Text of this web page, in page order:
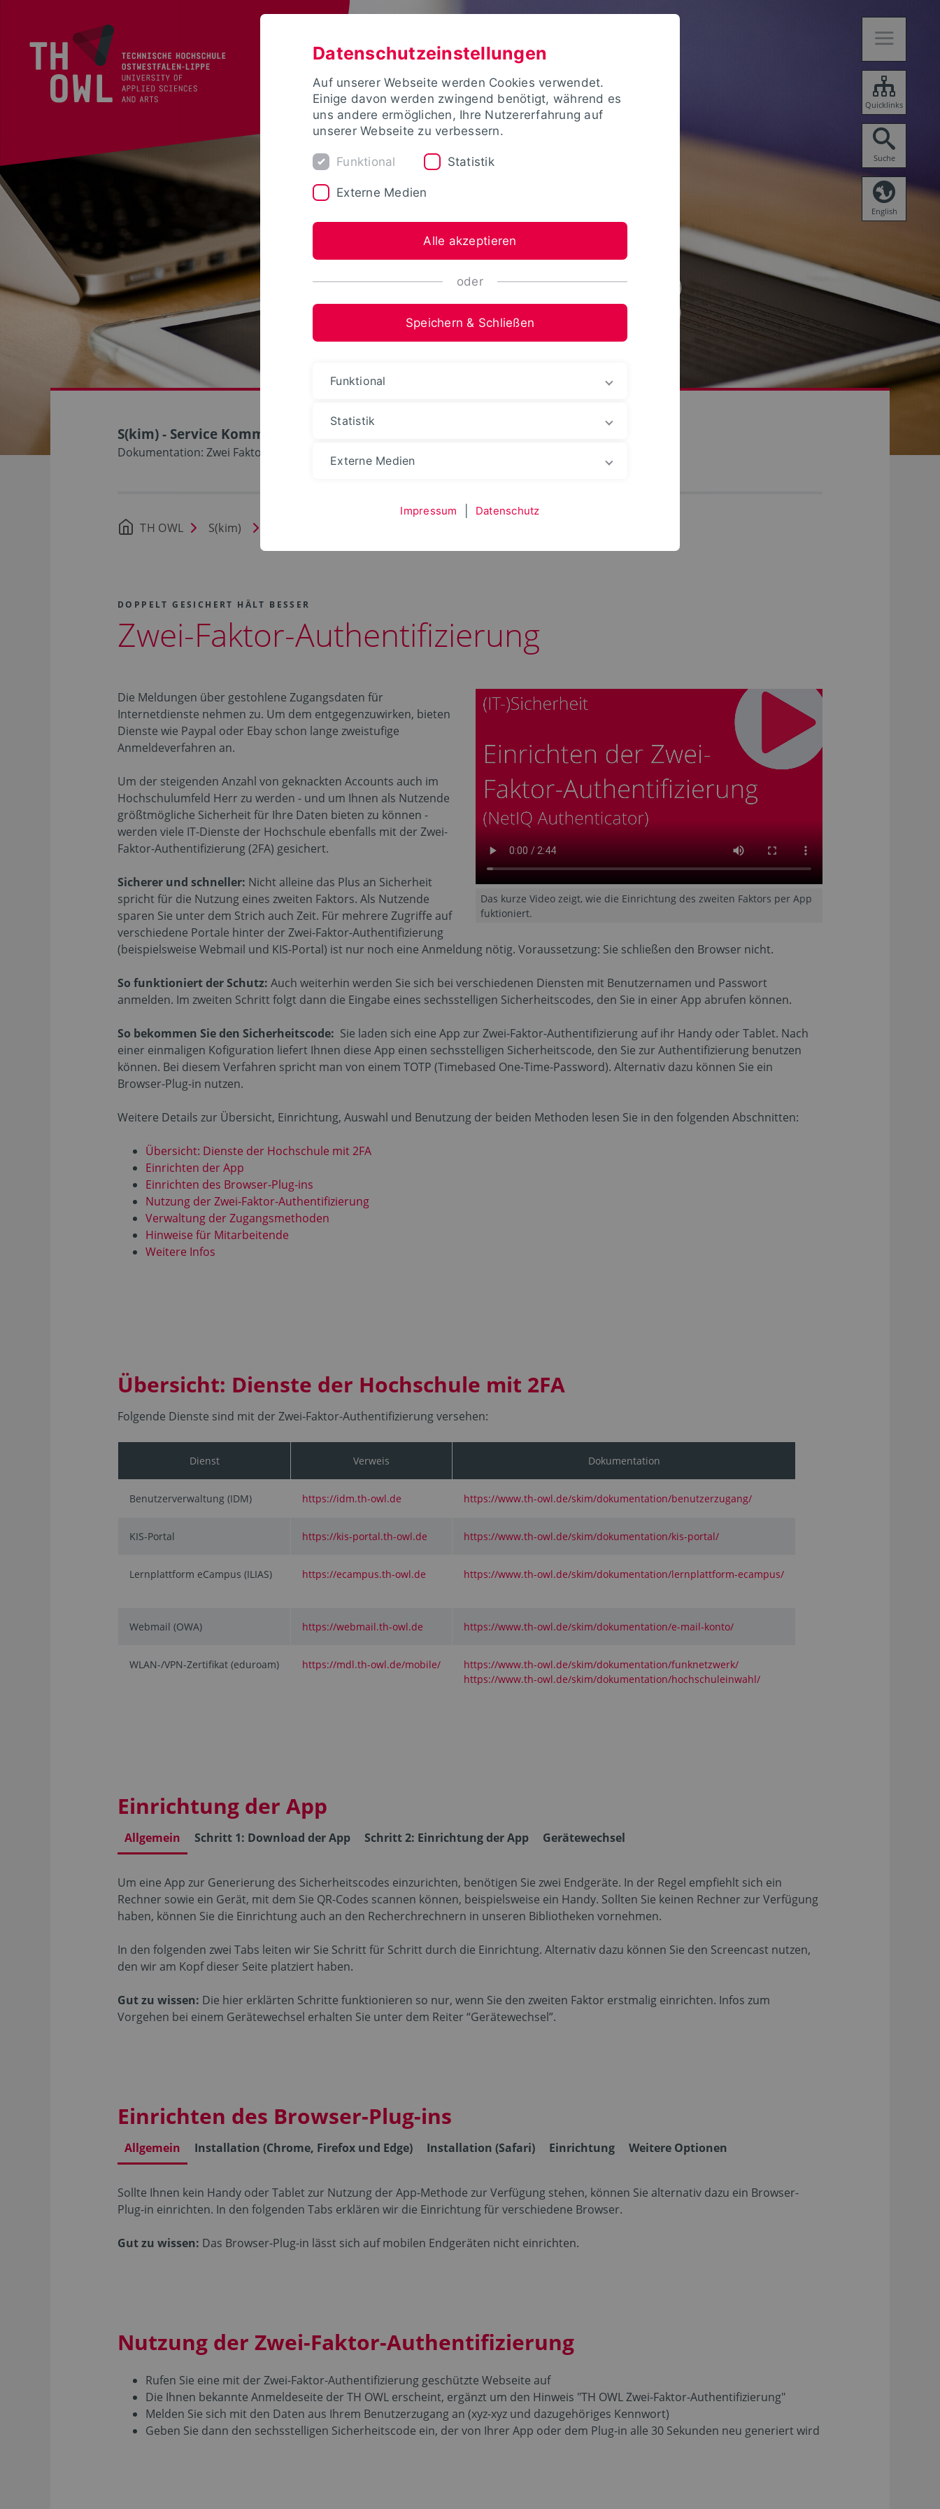
Quicklinks
Suche
English
S(kim) - Service Kommunikation Information Medien
Dokumentation: Zwei Faktor Authentifizierung
TH OWL S(kim)
DOPPELT GESICHERT HÄLT BESSER
Zwei-Faktor-Authentifizierung
Das kurze Video zeigt, wie die Einrichtung des zweiten Faktors per App
fuktioniert.
Die Meldungen über gestohlene Zugangsdaten für
Internetdienste nehmen zu. Um dem entgegenzuwirken, bieten
Dienste wie Paypal oder Ebay schon lange zweistufige
Anmeldeverfahren an.
Um der steigenden Anzahl von geknackten Accounts auch im
Hochschulumfeld Herr zu werden - und um Ihnen als Nutzende
größtmögliche Sicherheit für Ihre Daten bieten zu können -
werden viele IT-Dienste der Hochschule ebenfalls mit der Zwei-
Faktor-Authentifizierung (2FA) gesichert.
Sicherer und schneller: Nicht alleine das Plus an Sicherheit
spricht für die Nutzung eines zweiten Faktors. Als Nutzende
sparen Sie unter dem Strich auch Zeit. Für mehrere Zugriffe auf
verschiedene Portale hinter der Zwei-Faktor-Authentifizierung
(beispielsweise Webmail und KIS-Portal) ist nur noch eine Anmeldung nötig. Voraussetzung: Sie schließen den Browser nicht.
So funktioniert der Schutz: Auch weiterhin werden Sie sich bei verschiedenen Diensten mit Benutzernamen und Passwort
anmelden. Im zweiten Schritt folgt dann die Eingabe eines sechsstelligen Sicherheitscodes, den Sie in einer App abrufen können.
So bekommen Sie den Sicherheitscode: Sie laden sich eine App zur Zwei-Faktor-Authentifizierung auf ihr Handy oder Tablet. Nach
einer einmaligen Kofiguration liefert Ihnen diese App einen sechsstelligen Sicherheitscode, den Sie zur Authentifizierung benutzen
können. Bei diesem Verfahren spricht man von einem TOTP (Timebased One-Time-Password). Alternativ dazu können Sie ein
Browser-Plug-in nutzen.
Weitere Details zur Übersicht, Einrichtung, Auswahl und Benutzung der beiden Methoden lesen Sie in den folgenden Abschnitten:
Übersicht: Dienste der Hochschule mit 2FA
Einrichten der App
Einrichten des Browser-Plug-ins
Nutzung der Zwei-Faktor-Authentifizierung
Verwaltung der Zugangsmethoden
Hinweise für Mitarbeitende
Weitere Infos
Übersicht: Dienste der Hochschule mit 2FA
Folgende Dienste sind mit der Zwei-Faktor-Authentifizierung versehen:
Dienst Verweis Dokumentation
Benutzerverwaltung (IDM) https://idm.th-owl.de https://www.th-owl.de/skim/dokumentation/benutzerzugang/
KIS-Portal https://kis-portal.th-owl.de https://www.th-owl.de/skim/dokumentation/kis-portal/
Lernplattform eCampus (ILIAS) https://ecampus.th-owl.de https://www.th-owl.de/skim/dokumentation/lernplattform-ecampus/
Webmail (OWA) https://webmail.th-owl.de https://www.th-owl.de/skim/dokumentation/e-mail-konto/
WLAN-/VPN-Zertifikat (eduroam) https://mdl.th-owl.de/mobile/
https://www.th-owl.de/skim/dokumentation/funknetzwerk/
https://www.th-owl.de/skim/dokumentation/hochschuleinwahl/
Einrichtung der App
Allgemein Schritt 1: Download der App Schritt 2: Einrichtung der App Gerätewechsel
Um eine App zur Generierung des Sicherheitscodes einzurichten, benötigen Sie zwei Endgeräte. In der Regel empfiehlt sich ein
Rechner sowie ein Gerät, mit dem Sie QR-Codes scannen können, beispielsweise ein Handy. Sollten Sie keinen Rechner zur Verfügung
haben, können Sie die Einrichtung auch an den Recherchrechnern in unseren Bibliotheken vornehmen.
In den folgenden zwei Tabs leiten wir Sie Schritt für Schritt durch die Einrichtung. Alternativ dazu können Sie den Screencast nutzen,
den wir am Kopf dieser Seite platziert haben.
Gut zu wissen: Die hier erklärten Schritte funktionieren so nur, wenn Sie den zweiten Faktor erstmalig einrichten. Infos zum
Vorgehen bei einem Gerätewechsel erhalten Sie unter dem Reiter “Gerätewechsel”.
Einrichten des Browser-Plug-ins
Allgemein Installation (Chrome, Firefox und Edge) Installation (Safari) Einrichtung Weitere Optionen
Sollte Ihnen kein Handy oder Tablet zur Nutzung der App-Methode zur Verfügung stehen, können Sie alternativ dazu ein Browser-
Plug-in einrichten. In den folgenden Tabs erklären wir die Einrichtung für verschiedene Browser.
Gut zu wissen: Das Browser-Plug-in lässt sich auf mobilen Endgeräten nicht einrichten.
Nutzung der Zwei-Faktor-Authentifizierung
Rufen Sie eine mit der Zwei-Faktor-Authentifizierung geschützte Webseite auf
Die Ihnen bekannte Anmeldeseite der TH OWL erscheint, ergänzt um den Hinweis "TH OWL Zwei-Faktor-Authentifizierung"
Melden Sie sich mit den Daten aus Ihrem Benutzerzugang an (xyz-xyz und dazugehöriges Kennwort)
Geben Sie dann den sechsstelligen Sicherheitscode ein, der von Ihrer App oder dem Plug-in alle 30 Sekunden neu generiert wird
Datenschutzeinstellungen
Auf unserer Webseite werden Cookies verwendet.
Einige davon werden zwingend benötigt, während es
uns andere ermöglichen, Ihre Nutzererfahrung auf
unserer Webseite zu verbessern.
Funktional Statistik
Externe Medien
Alle akzeptieren
oder
Speichern & Schließen
Funktional
Statistik
Externe Medien
Impressum Datenschutz